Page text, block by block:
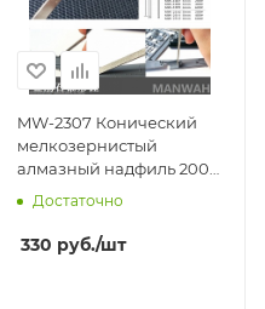
MW-2307 Конический
мелкозернистый
алмазный надфиль 200#
(начало 0.3 Ширина
6mm) ManWah
Достаточно
330 руб./шт